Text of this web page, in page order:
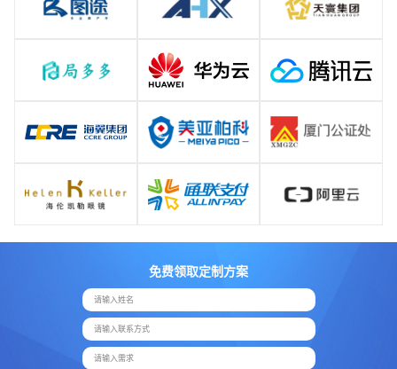
免费领取定制方案
请输入姓名
请输入联系方式
请输入需求